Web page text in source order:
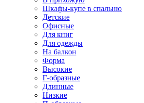
Шкафы-купе в спальню
Детские
Офисные
Для книг
Для одежды
На балкон
Форма
Высокие
Г-образные
Длинные
Низкие